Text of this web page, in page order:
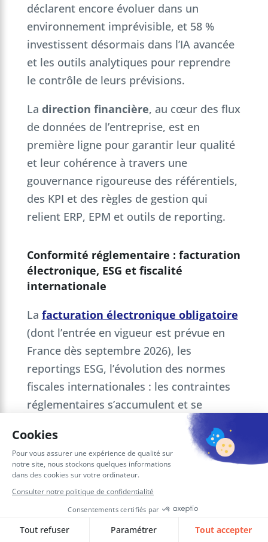
déclarent encore évoluer dans un
environnement imprévisible, et 58 %
investissent désormais dans l’IA avancée
et les outils analytiques pour reprendre
le contrôle de leurs prévisions.
La direction financière, au cœur des flux
de données de l’entreprise, est en
première ligne pour garantir leur qualité
et leur cohérence à travers une
gouvernance rigoureuse des référentiels,
des KPI et des règles de gestion qui
relient ERP, EPM et outils de reporting.
Conformité réglementaire : facturation
électronique, ESG et fiscalité
internationale
La facturation électronique obligatoire
(dont l’entrée en vigueur est prévue en
France dès septembre 2026), les
reportings ESG, l’évolution des normes
fiscales internationales : les contraintes
réglementaires s’accumulent et se
Ladirection financièredoit non
seulement s’y conformer, mais anticiper
ces évolutions pour ne pas subir des
mises en conformité coûteuses dans